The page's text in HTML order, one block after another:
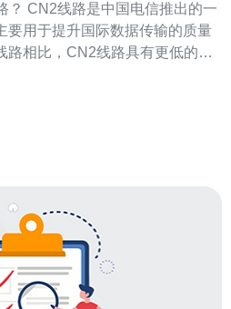
的一
要用于提升国际数据传输的质量
路相比，CN2线路具有更低的延
使得其在国际网络访问时具有